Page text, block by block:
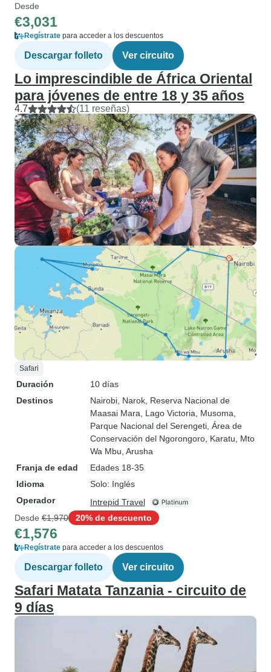
Desde
€3,031
Regístrate para acceder a los descuentos
Descargar folleto Ver circuito
Lo imprescindible de África Oriental
para jóvenes de entre 18 y 35 años
4.7 (11 reseñas)
Safari
Duración
10 días
Destinos
Nairobi , Narok , Reserva Nacional de
Maasai Mara , Lago Victoria , Musoma
Parque Nacional del Serengeti , Área de
Conservación del Ngorongoro , Karatu , Mto
Wa Mbu , Arusha
Franja de edad
Edades 18-35
Idioma
Solo: Inglés
Operador
Intrepid Travel
Desde €1,970 20% de descuento
€1,576
Regístrate para acceder a los descuentos
Descargar folleto Ver circuito
Safari Matata Tanzania - circuito de
9 días